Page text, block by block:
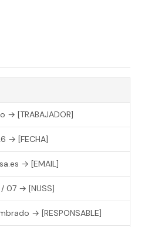
→ [TRABAJADOR]
→ [FECHA]
→ [EMAIL]
07 → [NUSS]
→ [RESPONSABLE]